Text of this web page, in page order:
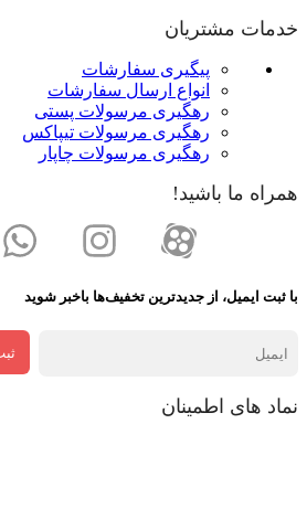
خدمات مشتریان
پیگیری سفارشات
انواع ارسال سفارشات
رهگیری مرسولات پستی
رهگیری مرسولات تیپاکس
رهگیری مرسولات چاپار
همراه ما باشید!
با ثبت ایمیل، از جدید‌ترین تخفیف‌ها با‌خبر شوید
نماد های اطمینان